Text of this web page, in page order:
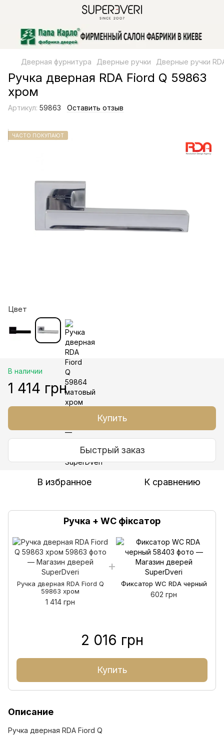
Дверная фурнитура Дверные ручки Дверные ручки
Ручка дверная RDA Fiord Q 59863
хром
Артикул: 59863 Оставить отзыв
ЧАСТО ПОКУПАЮТ
Цвет
В наличии
1 414 грн
Купить
Быстрый заказ
В избранное К сравнению
Ручка + WC фіксатор
Ручка дверная RDA Fiord Q
59863 хром
1 414 грн
Фиксатор WC RDA черный
602 грн
2 016 грн
Купить
Описание
Ручка дверная RDA Fiord Q